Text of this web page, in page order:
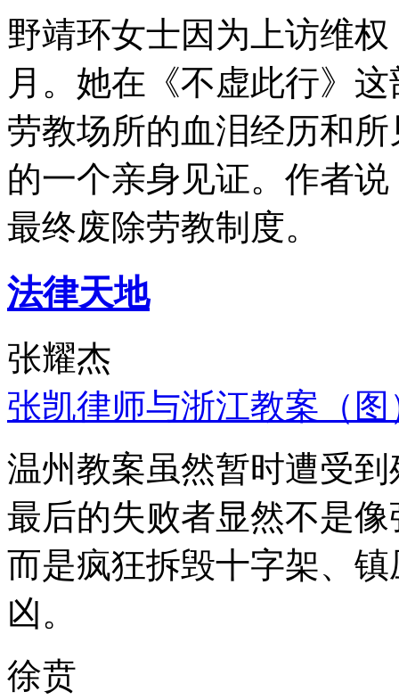
野靖环女士因为上访维
月。她在《不虚此行》
劳教场所的血泪经历和
的一个亲身见证。作者
最终废除劳教制度。
法律天地
张耀杰
张凯律师与浙江教案（图
温州教案虽然暂时遭受
最后的失败者显然不是
而是疯狂拆毁十字架、
凶。
徐贲